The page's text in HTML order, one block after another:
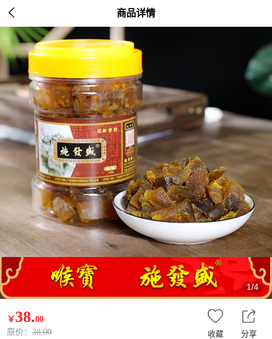
 商品详情
1/4
￥ 38.00
原价： 38.00 收藏 分享